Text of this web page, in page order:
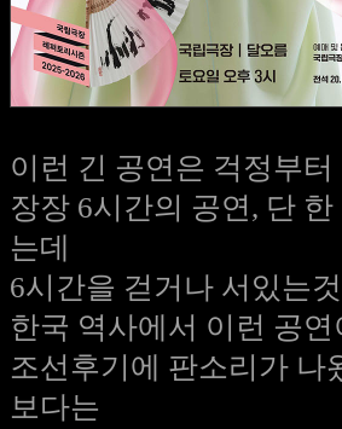
이런 긴 공연은 걱정부
장장 6시간의 공연, 단
는데
6시간을 걷거나 서있는
한국 역사에서 이런 공
조선후기에 판소리가 나
보다는